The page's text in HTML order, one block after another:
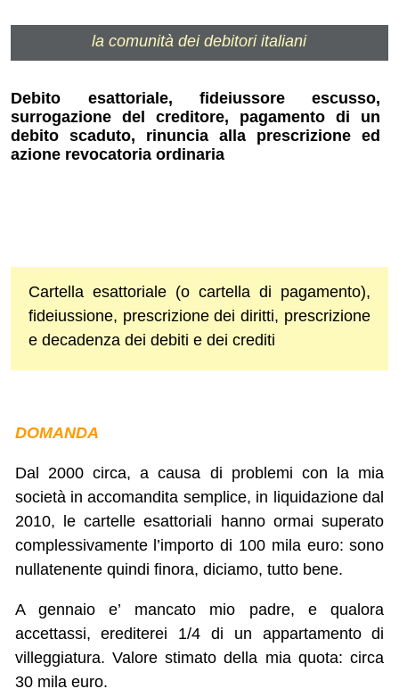
la comunità dei debitori italiani
Debito esattoriale, fideiussore escusso,
surrogazione del creditore, pagamento di un
debito scaduto, rinuncia alla prescrizione ed
azione revocatoria ordinaria
Cartella esattoriale (o cartella di pagamento),
fideiussione, prescrizione dei diritti, prescrizione
e decadenza dei debiti e dei crediti
DOMANDA
Dal 2000 circa, a causa di problemi con la mia
società in accomandita semplice, in liquidazione dal
2010, le cartelle esattoriali hanno ormai superato
complessivamente l’importo di 100 mila euro: sono
nullatenente quindi finora, diciamo, tutto bene.
A gennaio e’ mancato mio padre, e qualora
accettassi, erediterei 1/4 di un appartamento di
villeggiatura. Valore stimato della mia quota: circa
30 mila euro.